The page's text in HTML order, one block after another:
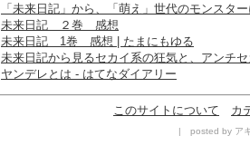
「未来日記」から、「萌え」世代のモンスタ
未来日記 ２巻 感想
未来日記 1巻 感想 | たまにもゆる
未来日記から見るセカイ系の狂気と、アンチ
ヤンデレとは - はてなダイアリー
このサイトについて カ
| posted by アキ